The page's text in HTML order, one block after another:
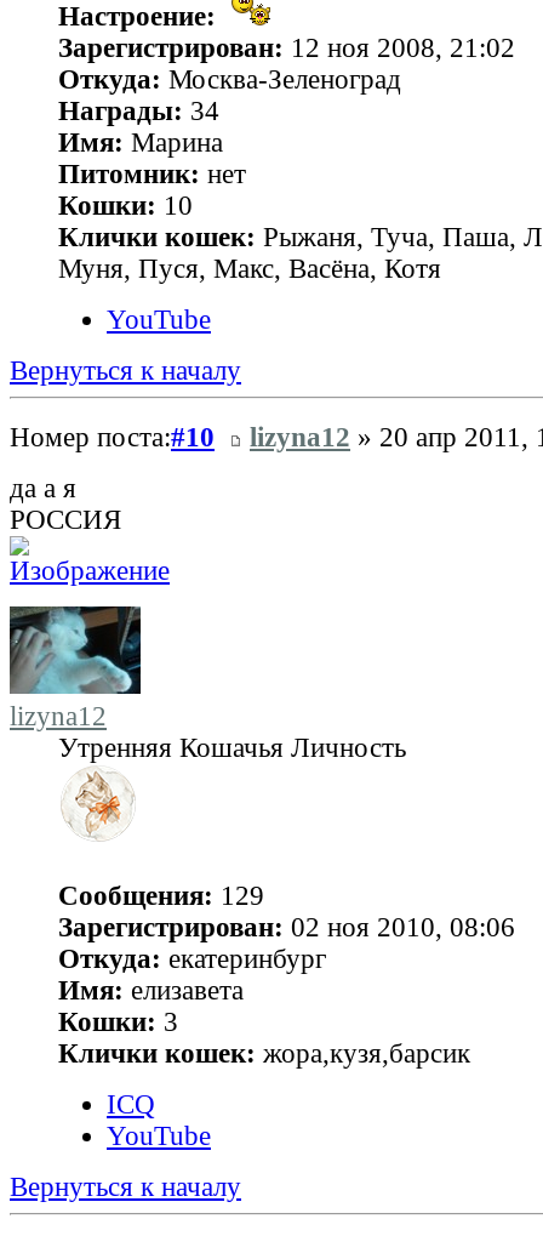
Настроение:
Зарегистрирован: 12 ноя 2008, 21:02
Откуда: Москва-Зеленоград
Награды: 34
Имя: Марина
Питомник: нет
Кошки: 10
Клички кошек: Рыжаня, Туча, Паша,
Муня, Пуся, Макс, Васёна, Котя
YouTube
Вернуться к началу
Номер поста:#10 lizyna12 » 20 апр 2011,
да а я
РОССИЯ
lizyna12
Утренняя Кошачья Личность
Сообщения: 129
Зарегистрирован: 02 ноя 2010, 08:06
Откуда: екатеринбург
Имя: елизавета
Кошки: 3
Клички кошек: жора,кузя,барсик
ICQ
YouTube
Вернуться к началу